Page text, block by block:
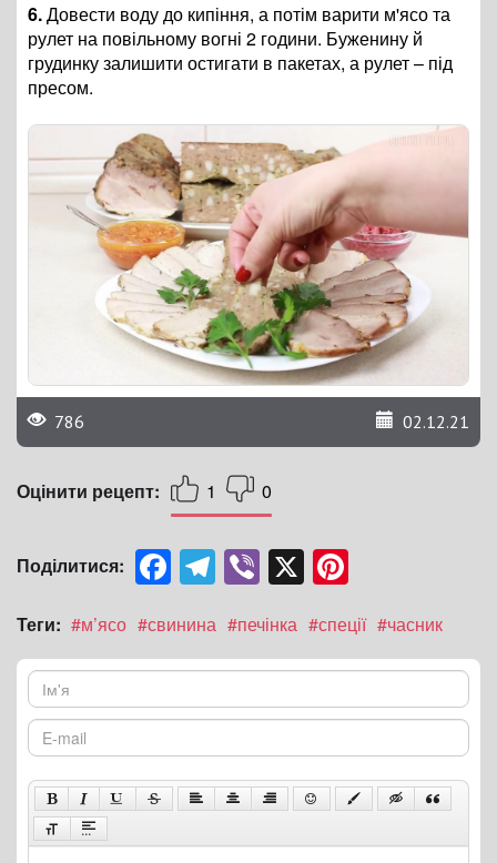
6.Довести воду до кипіння, а потім варити м'ясо та
рулет на повільному вогні 2 години. Буженину й
грудинку залишити остигати в пакетах, а рулет – під
пресом.
786 02.12.21
Оцінити рецепт: 1 0
Поділитися: FacebookTelegramViber X
Теги: #м’ясо #свинина #печінка #спеції #часник